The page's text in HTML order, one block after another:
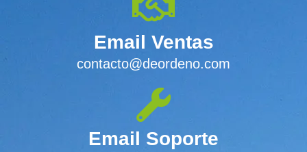
Email Ventas
contacto@deordeno.com
Email Soporte